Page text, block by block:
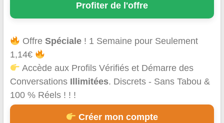
Profiter de l'offre
OffreSpéciale ! 1 Semaine pour Seulement
1,14€
Accède aux Profils Vérifiés et Démarre des
Conversations Illimitées. Discrets - Sans Tabou &
100 % Réels ! ! !
Créer mon compte